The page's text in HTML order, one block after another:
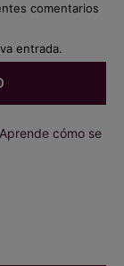
comentarios
entrada.
Aprende cómo se